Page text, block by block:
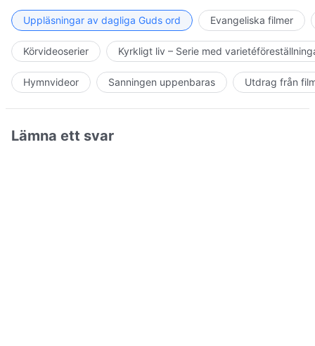
Uppläsningar av dagliga Guds ord Evangeliska filmer
Körvideoserier Kyrkligt liv – Serie med
Hymnvideor Sanningen uppenbaras Utdrag från
Lämna ett svar